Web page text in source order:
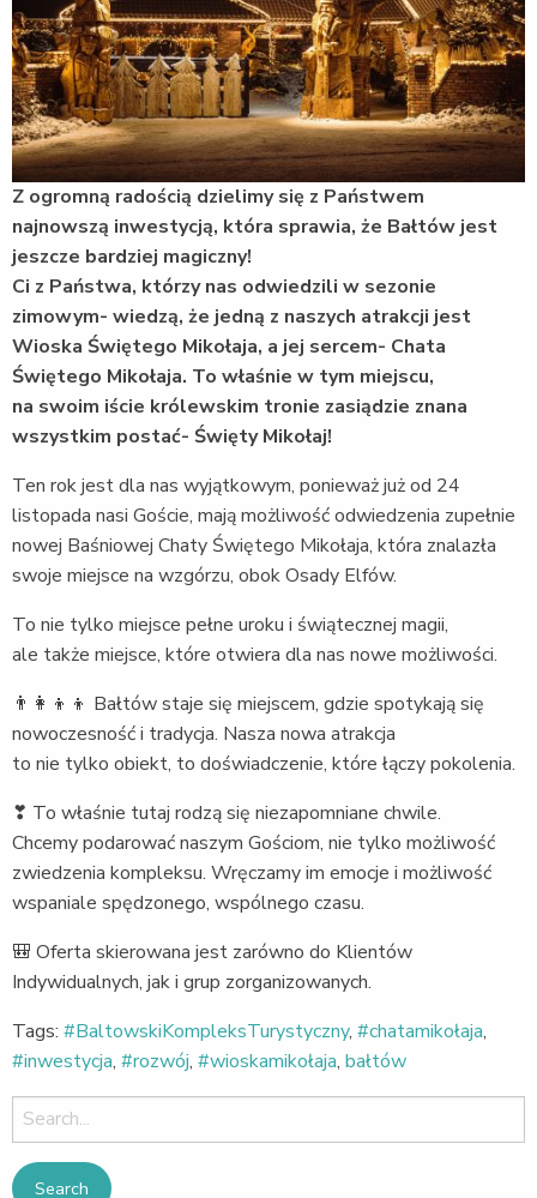
Z ogromną radością dzielimy się z Państwem
najnowszą inwestycją, która sprawia, że Bałtów jest
jeszcze bardziej magiczny!
Ci z Państwa, którzy nas odwiedzili w sezonie
zimowym- wiedzą, że jedną z naszych atrakcji jest
Wioska Świętego Mikołaja, a jej sercem- Chata
Świętego Mikołaja. To właśnie w tym miejscu,
na swoim iście królewskim tronie zasiądzie znana
wszystkim postać- Święty Mikołaj!
Ten rok jest dla nas wyjątkowym, ponieważ już od 24
listopada nasi Goście, mają możliwość odwiedzenia zupełnie
nowej Baśniowej Chaty Świętego Mikołaja, która znalazła
swoje miejsce na wzgórzu, obok Osady Elfów.
To nie tylko miejsce pełne uroku i świątecznej magii,
ale także miejsce, które otwiera dla nas nowe możliwości.
👨‍👩‍👦‍👦 Bałtów staje się miejscem, gdzie spotykają się
nowoczesność i tradycja. Nasza nowa atrakcja
to nie tylko obiekt, to doświadczenie, które łączy pokolenia.
❣ To właśnie tutaj rodzą się niezapomniane chwile.
Chcemy podarować naszym Gościom, nie tylko możliwość
zwiedzenia kompleksu. Wręczamy im emocje i możliwość
wspaniale spędzonego, wspólnego czasu.
🎒 Oferta skierowana jest zarówno do Klientów
Indywidualnych, jak i grup zorganizowanych.
Tags: #BaltowskiKompleksTurystyczny, #chatamikołaja,
#inwestycja, #rozwój, #wioskamikołaja, bałtów
Search
for: